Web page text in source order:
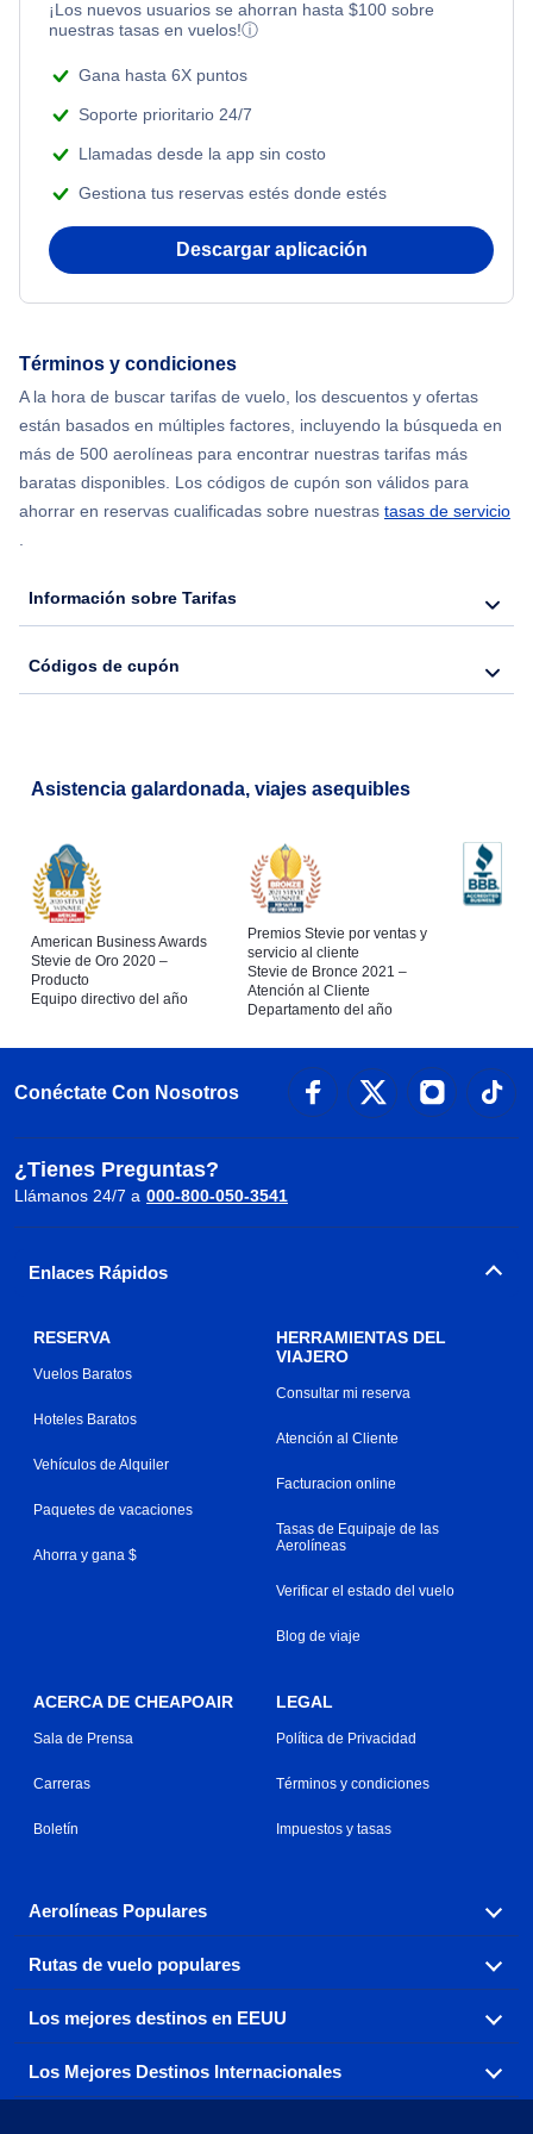
Flights from Nueva York to Atenas
Flights from Shanghai to Nueva York
Flights from Delhi to Nueva York
Flights from Nueva York to Seúl
Flights from Nueva York to Barcelona
Adventure Vacations
Beach Vacations
¡Los nuevos usuarios se ahorran hasta $100 sobre
nuestras tasas en vuelos!ⓘ
Gana hasta 6X puntos
Soporte prioritario 24/7
Llamadas desde la app sin costo
Gestiona tus reservas estés donde estés
Descargar aplicación
Términos y condiciones
A la hora de buscar tarifas de vuelo, los descuentos y ofertas
están basados en múltiples factores, incluyendo la búsqueda en
más de 500 aerolíneas para encontrar nuestras tarifas más
baratas disponibles. Los códigos de cupón son válidos para
ahorrar en reservas cualificadas sobre nuestras tasas de servicio
.
Información sobre Tarifas
Códigos de cupón
Asistencia galardonada, viajes asequibles
American Business Awards
Stevie de Oro 2020 –
Producto
Equipo directivo del año
Premios Stevie por ventas y
servicio al cliente
Stevie de Bronce 2021 –
Atención al Cliente
Departamento del año
Conéctate Con Nosotros
¿Tienes Preguntas?
Llámanos 24/7 a 000-800-050-3541
Enlaces Rápidos
RESERVA
Vuelos Baratos
Hoteles Baratos
Vehículos de Alquiler
Paquetes de vacaciones
Ahorra y gana $
HERRAMIENTAS DEL
VIAJERO
Consultar mi reserva
Atención al Cliente
Facturacion online
Tasas de Equipaje de las
Aerolíneas
Verificar el estado del vuelo
Blog de viaje
ACERCA DE CHEAPOAIR
Sala de Prensa
Carreras
Boletín
LEGAL
Política de Privacidad
Términos y condiciones
Impuestos y tasas
Aerolíneas Populares
Explora nuestras opciones de tarifas aéreas baratas por
aerolínea, con más de 500 opciones para elegir.
Aeromexico
Air France Alaska Airlines
Rutas de vuelo populares
Reserva una de nuestras rutas de vuelo más populares
con tres sencillos clics.
Los mejores destinos en EEUU
Encuentra boletos de avión baratos a destinos
populares de los EEUU de costa a costa.
Los Mejores Destinos Internacionales